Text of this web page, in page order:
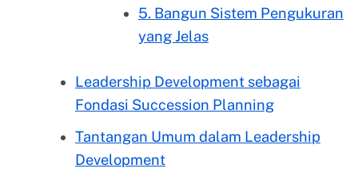
5. Bangun Sistem Pengukuran
yang Jelas
Leadership Development sebagai
Fondasi Succession Planning
Tantangan Umum dalam Leadership
Development